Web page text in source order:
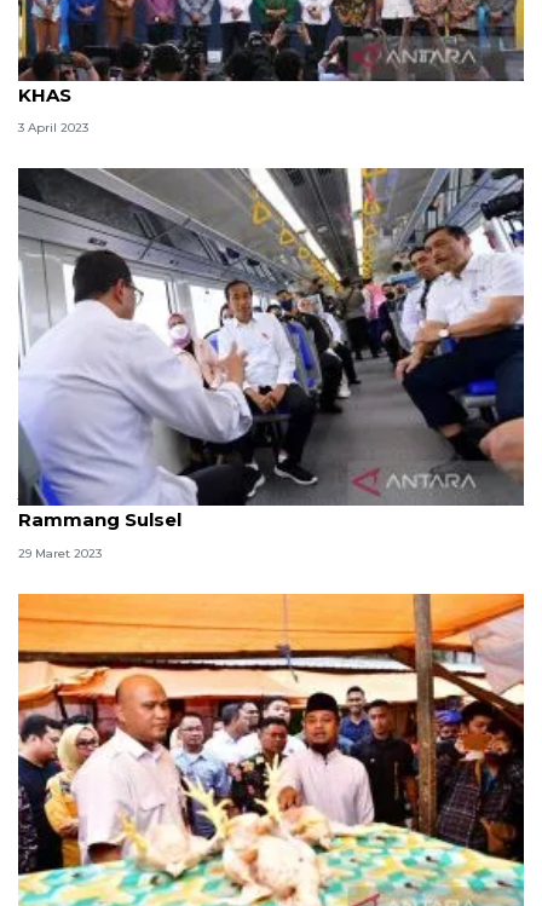
Sulsel jadi daerah pertama canangkan zona kuliner
KHAS
3 April 2023
Jokowi jajal kereta api dari Maros ke Rammang-
Rammang Sulsel
29 Maret 2023